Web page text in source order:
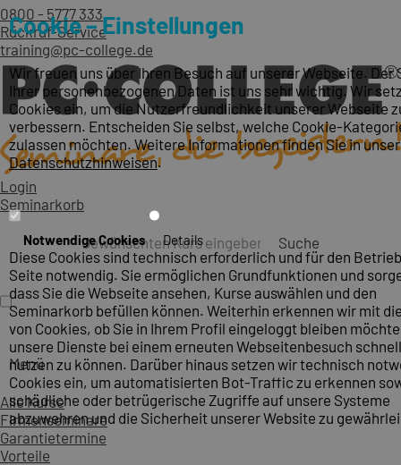
0800 - 5777 333
Rückruf-Service
training@pc-college.de
Login
Seminarkorb
Suche
Menü
Alle Kurse
Firmenseminare
Garantietermine
Vorteile
Cookie – Einstellungen
Wir freuen uns über Ihren Besuch auf unserer Webseite. Der
Ihrer personenbezogenen Daten ist uns sehr wichtig. Wir
Cookies ein, um die Nutzerfreundlichkeit unserer Webseite
verbessern. Entscheiden Sie selbst, welche Cookie-
zulassen möchten. Weitere Informationen finden Sie in
Datenschutzhinweisen.
Notwendige Cookies Details
Diese Cookies sind technisch erforderlich und für den
Seite notwendig. Sie ermöglichen Grundfunktionen und
dass Sie die Webseite ansehen, Kurse auswählen und den
Seminarkorb befüllen können. Weiterhin erkennen wir mit
von Cookies, ob Sie in Ihrem Profil eingeloggt bleiben
unsere Dienste bei einem erneuten Webseitenbesuch
nutzen zu können. Darüber hinaus setzen wir technisch
Cookies ein, um automatisierten Bot-Traffic zu erkennen
schädliche oder betrügerische Zugriffe auf unsere Systeme
abzuwehren und die Sicherheit unserer Website zu